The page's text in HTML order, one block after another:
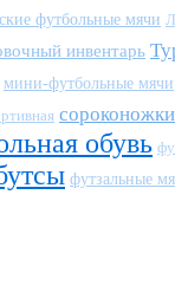
футбольные мячи
инвентарь
мини-футбольные мячи
обувь
футзальные